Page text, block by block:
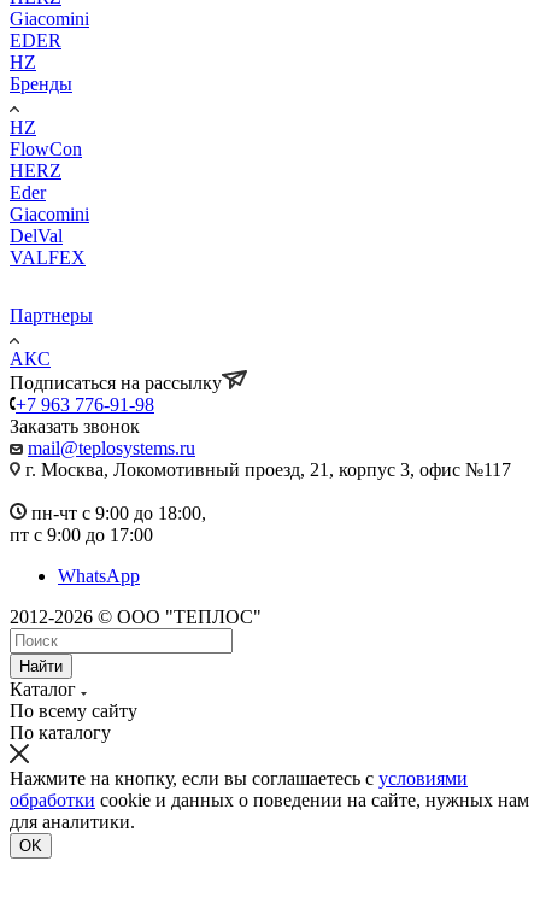
Giacomini
EDER
HZ
Бренды
HZ
FlowCon
HERZ
Eder
Giacomini
DelVal
VALFEX
Партнеры
АКС
Подписаться на рассылку
+7 963 776-91-98
Заказать звонок
mail@teplosystems.ru
г. Москва, Локомотивный проезд, 21, корпус 3, офис №117
пн-чт с 9:00 до 18:00,
пт с 9:00 до 17:00
WhatsApp
2012-2026 © ООО "ТЕПЛОС"
Найти
Каталог
По всему сайту
По каталогу
Нажмите на кнопку, если вы соглашаетесь с условиями
обработки cookie и данных о поведении на сайте, нужных нам
для аналитики.
OK